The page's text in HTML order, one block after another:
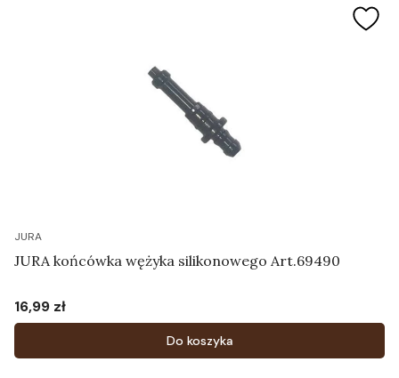
JURA
JURA końcówka wężyka silikonowego Art.69490
Cena
16,99 zł
Do koszyka